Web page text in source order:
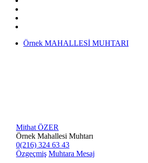
Örnek MAHALLESİ MUHTARI
Mithat ÖZER
Örnek Mahallesi Muhtarı
0(216) 324 63 43
Özgeçmiş Muhtara Mesaj